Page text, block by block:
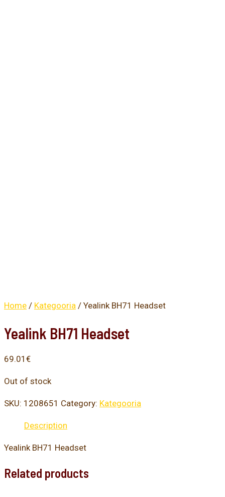
Home / Kategooria / Yealink BH71 Headset
Yealink BH71 Headset
69.01 €
Out of stock
SKU: 1208651 Category: Kategooria
Description
Yealink BH71 Headset
Related products